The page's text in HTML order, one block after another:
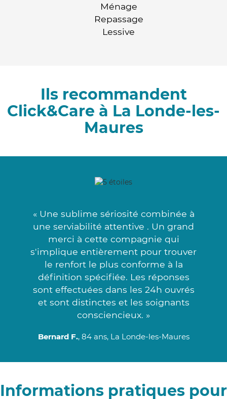
Ménage
Repassage
Lessive
Ils recommandent
Click&Care à La Londe-les-
Maures
« Une sublime sériosité combinée à
une serviabilité attentive . Un grand
merci à cette compagnie qui
s'implique entièrement pour trouver
le renfort le plus conforme à la
définition spécifiée. Les réponses
sont effectuées dans les 24h ouvrés
et sont distinctes et les soignants
consciencieux. »
Bernard F., 84 ans, La Londe-les-Maures
Informations pratiques pour